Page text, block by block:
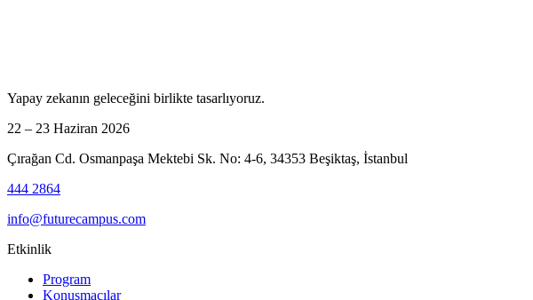
Yapay zekanın geleceğini birlikte tasarlıyoruz.
22 – 23 Haziran 2026
Çırağan Cd. Osmanpaşa Mektebi Sk. No: 4-6, 34353 Beşiktaş, İstanbul
444 2864
info@futurecampus.com
Etkinlik
Program
Konuşmacılar